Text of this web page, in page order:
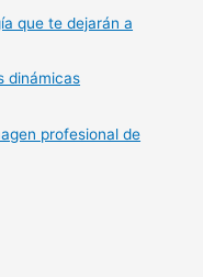
que te dejarán a
dinámicas
profesional de